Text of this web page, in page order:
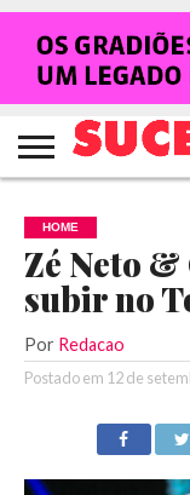
HOME
NOTÍCIAS
SHOWS
ENTREVISTAS
CLIQUES
RANKING
CROWLEY
TV
SUCESSO!
REVISTA
SUCESSO!
HOME
Zé Neto
subir no
Por Redacao
Postado em 12 de